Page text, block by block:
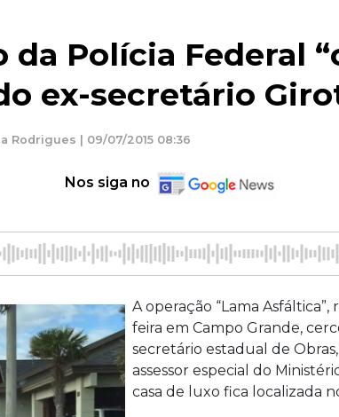
da Polícia Federal
ex-secretário
Rodrigues | 09/07/2015 08:36
Nos siga no
A operação “Lama
feira em Campo Grande,
secretário estadual de
assessor especial do
casa de luxo fica localizada